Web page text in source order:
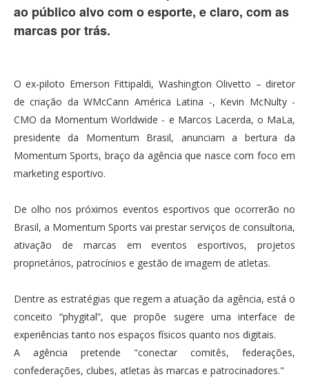
ao público alvo com o esporte, e claro, com as
marcas por trás.
O ex-piloto Emerson Fittipaldi, Washington Olivetto – diretor
de criação da WMcCann América Latina -, Kevin McNulty -
CMO da Momentum Worldwide - e Marcos Lacerda, o MaLa,
presidente da Momentum Brasil, anunciam a bertura da
Momentum Sports, braço da agência que nasce com foco em
marketing esportivo.
De olho nos próximos eventos esportivos que ocorrerão no
Brasil, a Momentum Sports vai prestar serviços de consultoria,
ativação de marcas em eventos esportivos, projetos
proprietários, patrocínios e gestão de imagem de atletas.
Dentre as estratégias que regem a atuação da agência, está o
conceito “phygital”, que propõe sugere uma interface de
experiências tanto nos espaços físicos quanto nos digitais.
A agência pretende "conectar comitês, federações,
confederações, clubes, atletas às marcas e patrocinadores."